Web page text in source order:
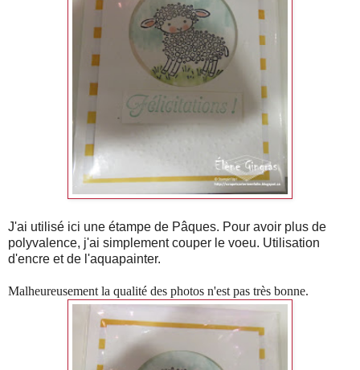
J'ai utilisé ici une étampe de Pâques. Pour avoir plus de
polyvalence, j'ai simplement couper le voeu. Utilisation
d'encre et de l'aquapainter.
Malheureusement la qualité des photos n'est pas très bonne.